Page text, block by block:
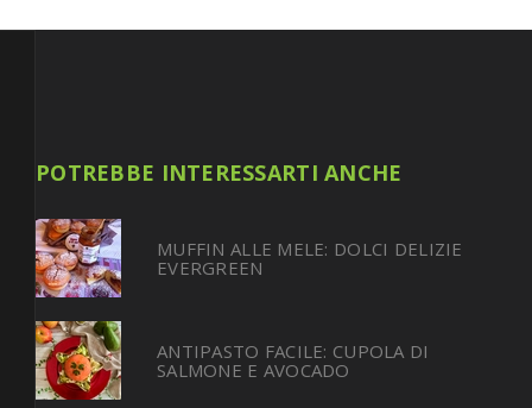
POTREBBE INTERESSARTI ANCHE
MUFFIN ALLE MELE: DOLCI DELIZIE
EVERGREEN
ANTIPASTO FACILE: CUPOLA DI
SALMONE E AVOCADO